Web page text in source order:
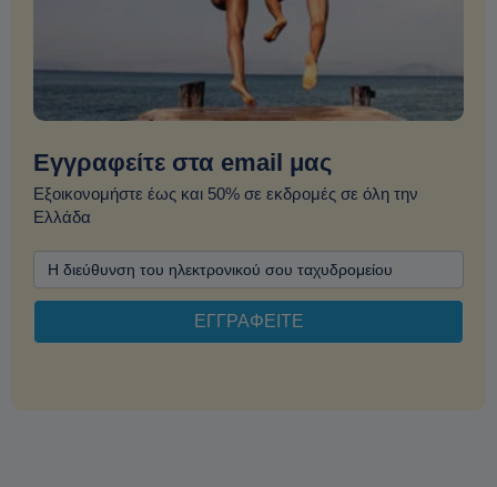
Εγγραφείτε στα email μας
Εξοικονομήστε έως και 50% σε εκδρομές σε όλη την
Ελλάδα